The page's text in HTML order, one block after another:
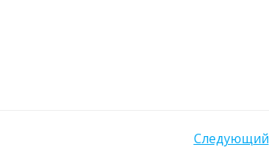
Следующий